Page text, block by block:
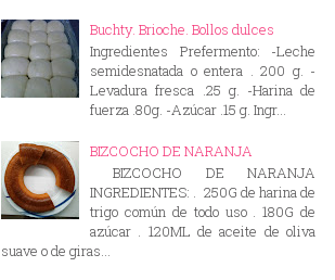
Buchty. Brioche. Bollos dulces
Ingredientes Prefermento: -Leche
semidesnatada o entera . 200 g. -
Levadura fresca .25 g. -Harina de
fuerza .80g. -Azúcar .15 g. Ingr...
BIZCOCHO DE NARANJA
BIZCOCHO DE NARANJA
INGREDIENTES: . 250G de harina de
trigo común de todo uso . 180G de
azúcar . 120ML de aceite de oliva
suave o de giras...